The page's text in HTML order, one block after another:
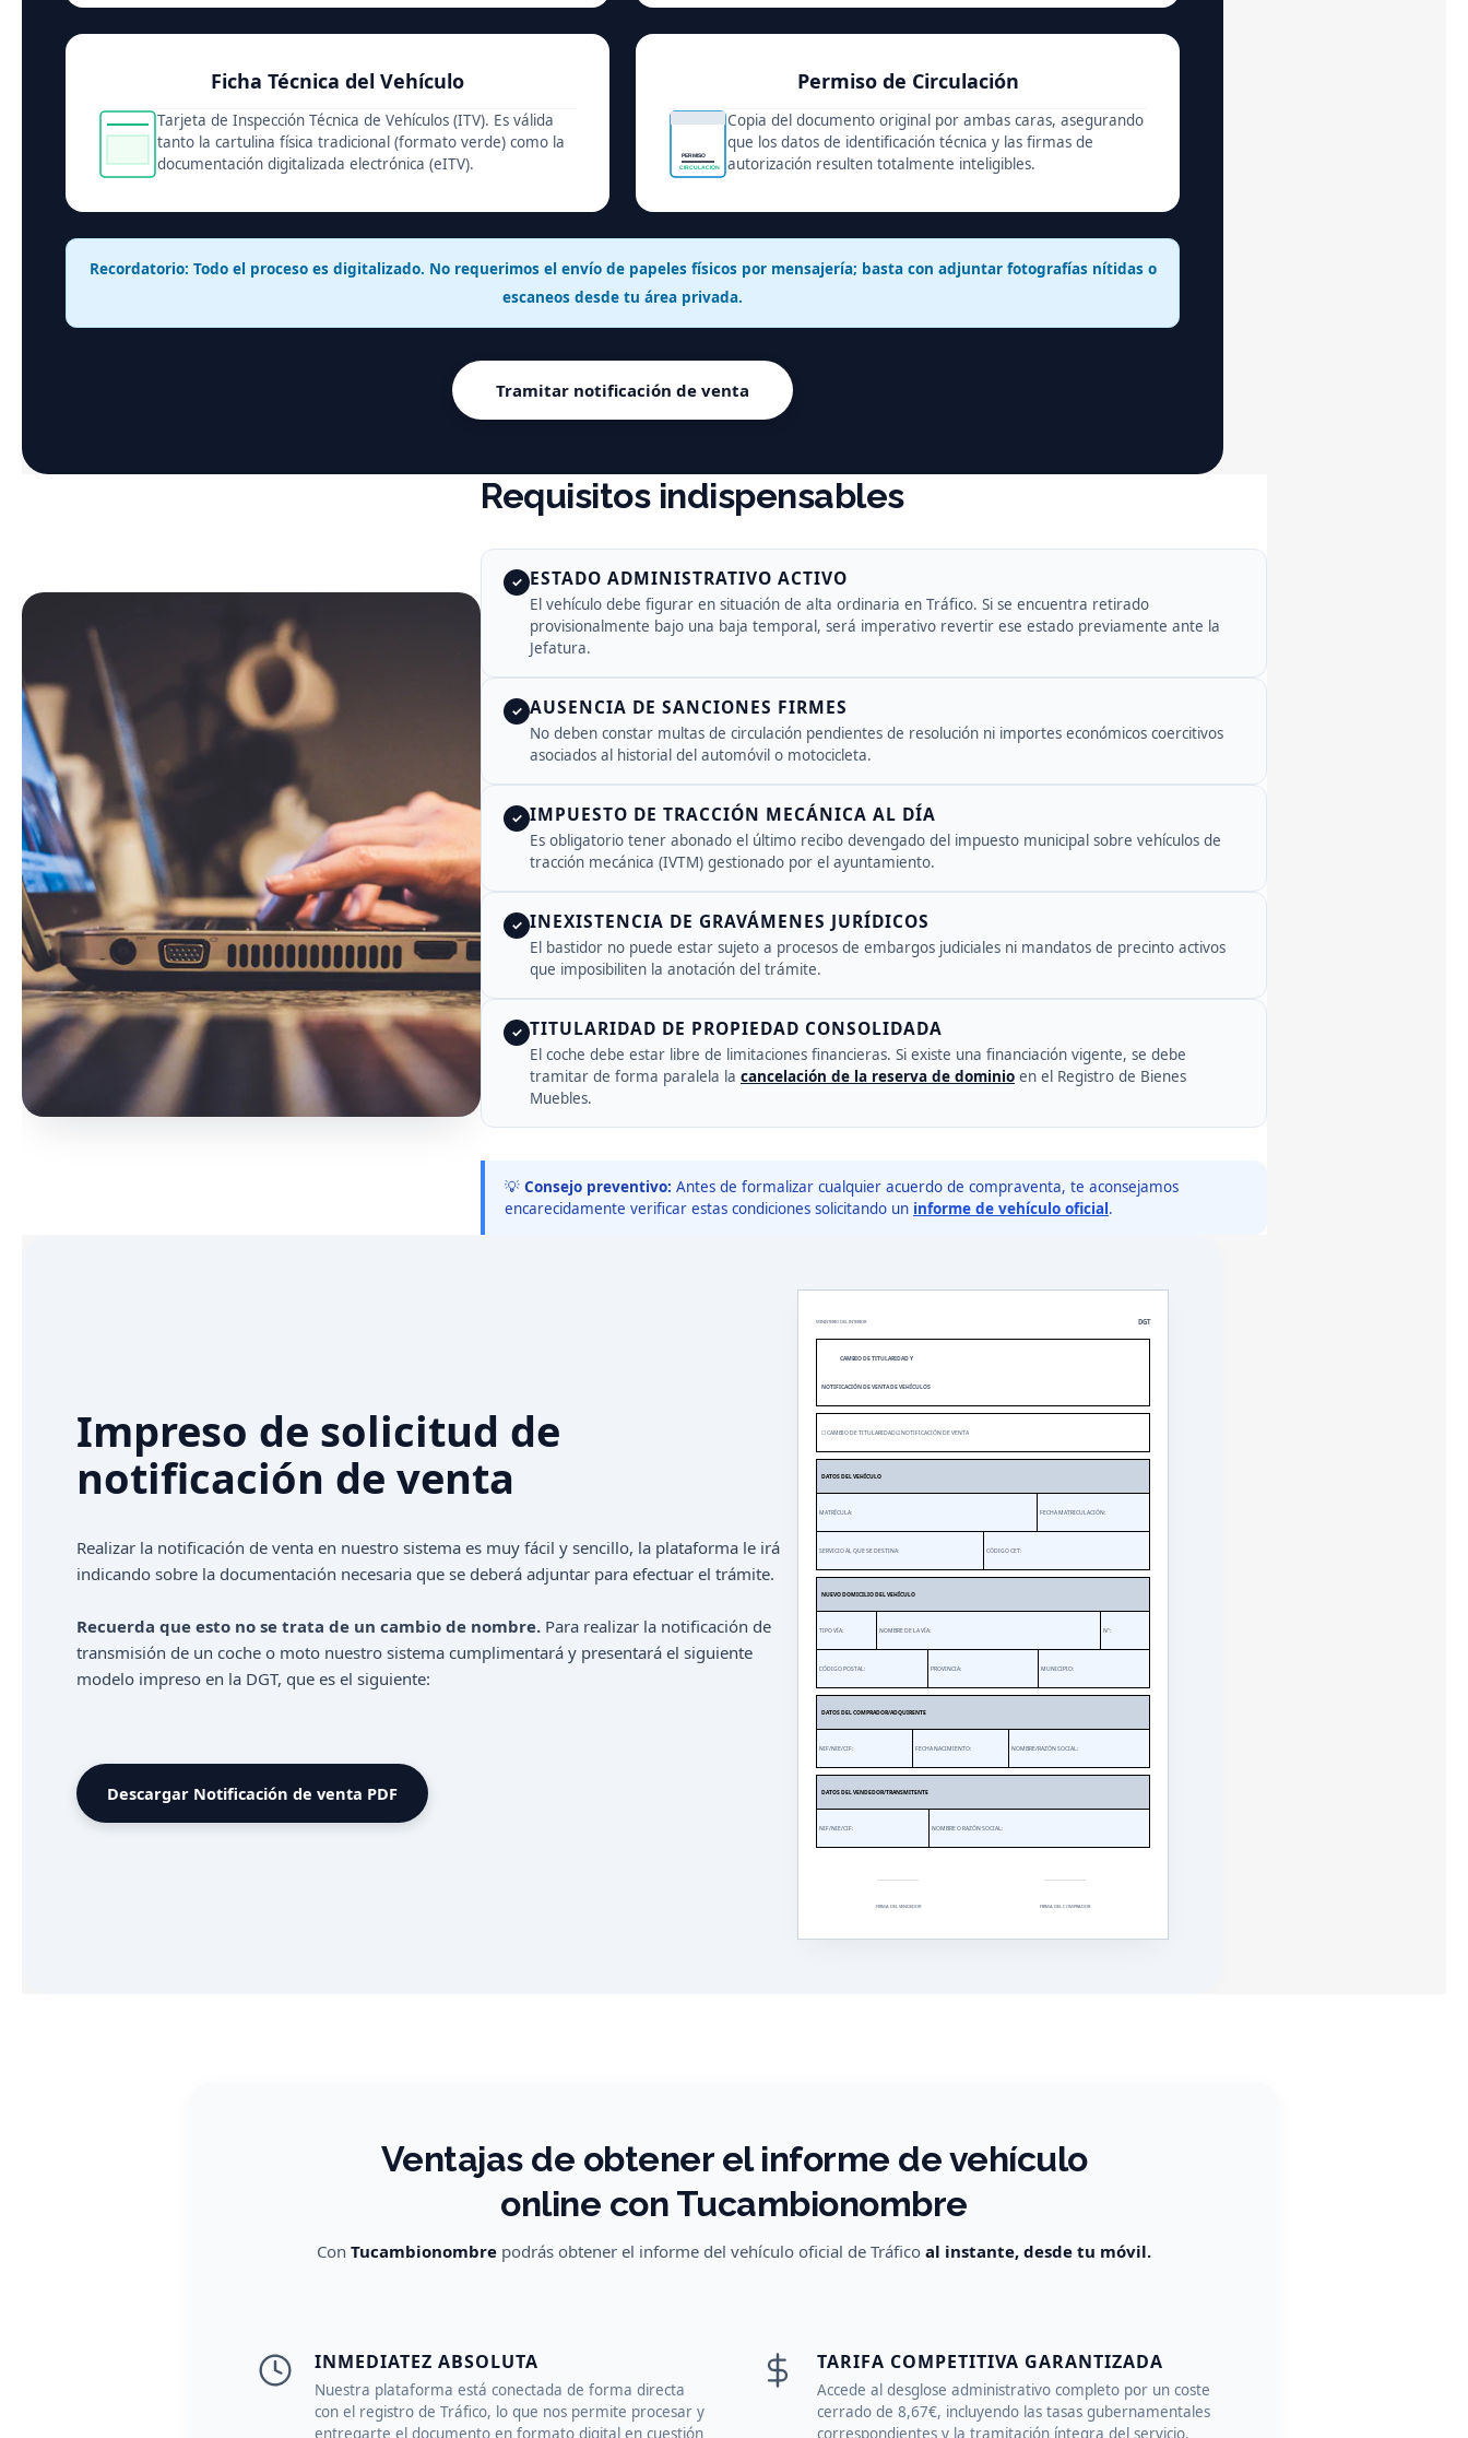
Ficha Técnica del Vehículo
Tarjeta de Inspección Técnica de Vehículos (ITV). Es válida
tanto la cartulina física tradicional (formato verde) como la
documentación digitalizada electrónica (eITV).
Permiso de Circulación
PERMISO
CIRCULACIÓN
Copia del documento original por ambas caras, asegurando
que los datos de identificación técnica y las firmas de
autorización resulten totalmente inteligibles.
Recordatorio: Todo el proceso es digitalizado. No requerimos el envío de papeles físicos por mensajería; basta con adjuntar fotografías nítidas o
escaneos desde tu área privada.
Tramitar notificación de venta
Requisitos indispensables
✓ ESTADO ADMINISTRATIVO ACTIVO
El vehículo debe figurar en situación de alta ordinaria en Tráfico. Si se encuentra retirado
provisionalmente bajo una baja temporal, será imperativo revertir ese estado previamente ante la
Jefatura.
✓ AUSENCIA DE SANCIONES FIRMES
No deben constar multas de circulación pendientes de resolución ni importes económicos coercitivos
asociados al historial del automóvil o motocicleta.
✓ IMPUESTO DE TRACCIÓN MECÁNICA AL DÍA
Es obligatorio tener abonado el último recibo devengado del impuesto municipal sobre vehículos de
tracción mecánica (IVTM) gestionado por el ayuntamiento.
✓ INEXISTENCIA DE GRAVÁMENES JURÍDICOS
El bastidor no puede estar sujeto a procesos de embargos judiciales ni mandatos de precinto activos
que imposibiliten la anotación del trámite.
✓ TITULARIDAD DE PROPIEDAD CONSOLIDADA
El coche debe estar libre de limitaciones financieras. Si existe una financiación vigente, se debe
tramitar de forma paralela la cancelación de la reserva de dominio en el Registro de Bienes
Muebles.
💡 Consejo preventivo: Antes de formalizar cualquier acuerdo de compraventa, te aconsejamos
encarecidamente verificar estas condiciones solicitando un informe de vehículo oficial.
Impreso de solicitud de
notificación de venta
Realizar la notificación de venta en nuestro sistema es muy fácil y sencillo, la plataforma le irá
indicando sobre la documentación necesaria que se deberá adjuntar para efectuar el trámite.
Recuerda que esto no se trata de un cambio de nombre. Para realizar la notificación de
transmisión de un coche o moto nuestro sistema cumplimentará y presentará el siguiente
modelo impreso en la DGT, que es el siguiente:
Descargar Notificación de venta PDF
MINISTERIO DEL INTERIOR DGT
CAMBIO DE TITULARIDAD Y
NOTIFICACIÓN DE VENTA DE VEHÍCULOS
☐ CAMBIO DE TITULARIDAD☑ NOTIFICACIÓN DE VENTA
DATOS DEL VEHÍCULO
MATRÍCULA: FECHA MATRICULACIÓN:
SERVICIO AL QUE SE DESTINA: CÓDIGO CET:
NUEVO DOMICILIO DEL VEHÍCULO
TIPO VÍA: NOMBRE DE LA VÍA: Nº:
CÓDIGO POSTAL: PROVINCIA: MUNICIPIO:
DATOS DEL COMPRADOR/ADQUIRENTE
NIF/NIE/CIF: FECHA NACIMIENTO: NOMBRE/RAZÓN SOCIAL:
DATOS DEL VENDEDOR/TRANSMITENTE
NIF/NIE/CIF: NOMBRE O RAZÓN SOCIAL:
FIRMA DEL VENDEDOR FIRMA DEL COMPRADOR
Ventajas de obtener el informe de vehículo
online con Tucambionombre
Con Tucambionombre podrás obtener el informe del vehículo oficial de Tráfico al instante, desde tu móvil.
INMEDIATEZ ABSOLUTA
Nuestra plataforma está conectada de forma directa
con el registro de Tráfico, lo que nos permite procesar y
entregarte el documento en formato digital en cuestión
TARIFA COMPETITIVA GARANTIZADA
Accede al desglose administrativo completo por un coste
cerrado de 8,67€, incluyendo las tasas gubernamentales
correspondientes y la tramitación íntegra del servicio.